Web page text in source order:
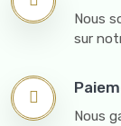
Nous
sur
Nous